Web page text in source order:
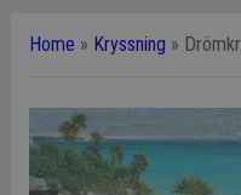
Home » Kryssning »